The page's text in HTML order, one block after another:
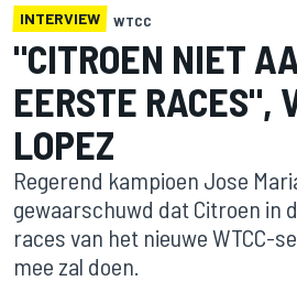
INTERVIEW WTCC
"CITROEN NIET
EERSTE RACES",
LOPEZ
Regerend kampioen Jose
gewaarschuwd dat Citroen in
races van het nieuwe WTCC-
mee zal doen.